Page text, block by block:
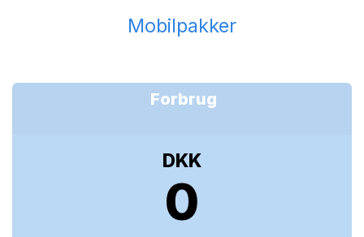
Mobilpakker
Forbrug
DKK
0